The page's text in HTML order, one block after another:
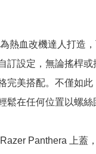
熱血改機達人打造
訂設定，無論搖桿或
完美搭配。不僅如
鬆在任何位置以螺絲
Panthera 上蓋